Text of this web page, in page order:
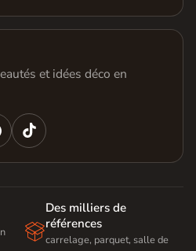
et idées déco en

Des milliers de
références
carrelage, parquet, salle de